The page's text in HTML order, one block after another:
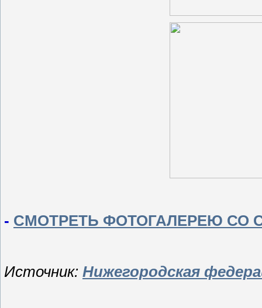
- СМОТРЕТЬ ФОТОГАЛЕРЕЮ СО
Источник: Нижегородская